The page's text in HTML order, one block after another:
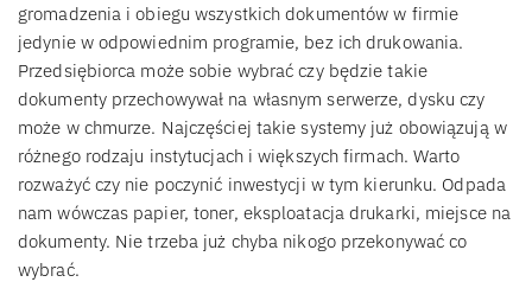
gromadzenia i obiegu wszystkich dokumentów w firmie
jedynie w odpowiednim programie, bez ich drukowania.
Przedsiębiorca może sobie wybrać czy będzie takie
dokumenty przechowywał na własnym serwerze, dysku czy
może w chmurze. Najczęściej takie systemy już obowiązują w
różnego rodzaju instytucjach i większych firmach. Warto
rozważyć czy nie poczynić inwestycji w tym kierunku. Odpada
nam wówczas papier, toner, eksploatacja drukarki, miejsce na
dokumenty. Nie trzeba już chyba nikogo przekonywać co
wybrać.